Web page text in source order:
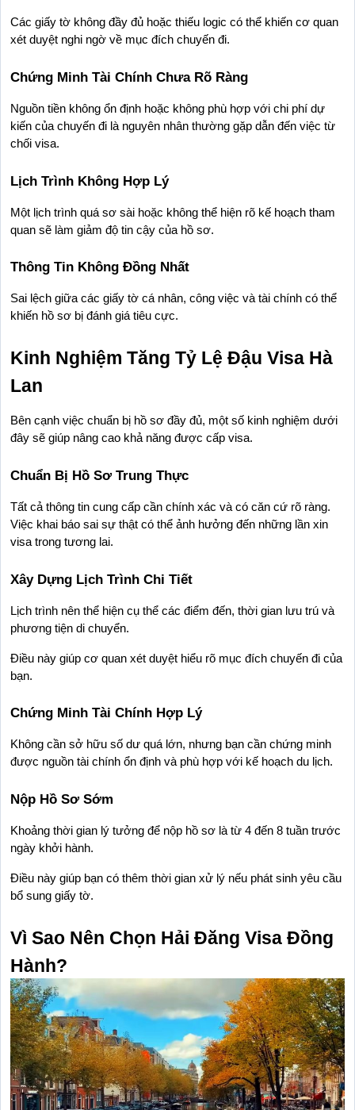
Các giấy tờ không đầy đủ hoặc thiếu logic có thể khiến cơ quan
xét duyệt nghi ngờ về mục đích chuyến đi.
Chứng Minh Tài Chính Chưa Rõ Ràng
Nguồn tiền không ổn định hoặc không phù hợp với chi phí dự
kiến của chuyến đi là nguyên nhân thường gặp dẫn đến việc từ
chối visa.
Lịch Trình Không Hợp Lý
Một lịch trình quá sơ sài hoặc không thể hiện rõ kế hoạch tham
quan sẽ làm giảm độ tin cậy của hồ sơ.
Thông Tin Không Đồng Nhất
Sai lệch giữa các giấy tờ cá nhân, công việc và tài chính có thể
khiến hồ sơ bị đánh giá tiêu cực.
Kinh Nghiệm Tăng Tỷ Lệ Đậu Visa Hà
Lan
Bên cạnh việc chuẩn bị hồ sơ đầy đủ, một số kinh nghiệm dưới
đây sẽ giúp nâng cao khả năng được cấp visa.
Chuẩn Bị Hồ Sơ Trung Thực
Tất cả thông tin cung cấp cần chính xác và có căn cứ rõ ràng.
Việc khai báo sai sự thật có thể ảnh hưởng đến những lần xin
visa trong tương lai.
Xây Dựng Lịch Trình Chi Tiết
Lịch trình nên thể hiện cụ thể các điểm đến, thời gian lưu trú và
phương tiện di chuyển.
Điều này giúp cơ quan xét duyệt hiểu rõ mục đích chuyến đi của
bạn.
Chứng Minh Tài Chính Hợp Lý
Không cần sở hữu số dư quá lớn, nhưng bạn cần chứng minh
được nguồn tài chính ổn định và phù hợp với kế hoạch du lịch.
Nộp Hồ Sơ Sớm
Khoảng thời gian lý tưởng để nộp hồ sơ là từ 4 đến 8 tuần trước
ngày khởi hành.
Điều này giúp bạn có thêm thời gian xử lý nếu phát sinh yêu cầu
bổ sung giấy tờ.
Vì Sao Nên Chọn Hải Đăng Visa Đồng
Hành?